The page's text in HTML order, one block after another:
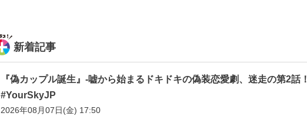
新着記事
『偽カップル誕生』-嘘から始まるドキドキの偽装恋愛劇、迷走の第2話！
#YourSkyJP
2026年08月07日(金) 17:50